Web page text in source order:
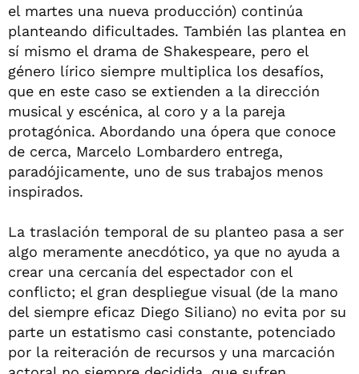
el martes una nueva producción) continúa
planteando dificultades. También las plantea en
sí mismo el drama de Shakespeare, pero el
género lírico siempre multiplica los desafíos,
que en este caso se extienden a la dirección
musical y escénica, al coro y a la pareja
protagónica. Abordando una ópera que conoce
de cerca, Marcelo Lombardero entrega,
paradójicamente, uno de sus trabajos menos
inspirados.
La traslación temporal de su planteo pasa a ser
algo meramente anecdótico, ya que no ayuda a
crear una cercanía del espectador con el
conflicto; el gran despliegue visual (de la mano
del siempre eficaz Diego Siliano) no evita por su
parte un estatismo casi constante, potenciado
por la reiteración de recursos y una marcación